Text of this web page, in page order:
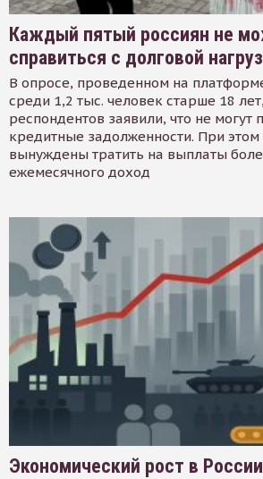
Каждый пятый россиян не
справиться с долговой
В опросе, проведенном на
среди 1,2 тыс. человек старше 18
респондентов заявили, что не могут
кредитные задолженности. При
вынуждены тратить на выплаты
ежемесячного доход
Экономический рост в